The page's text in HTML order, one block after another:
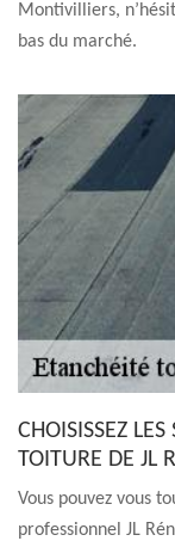
Montivilliers,
bas du marché.
CHOISISSEZ
TOITURE DE JL
Vous pouvez vous
professionnel JL